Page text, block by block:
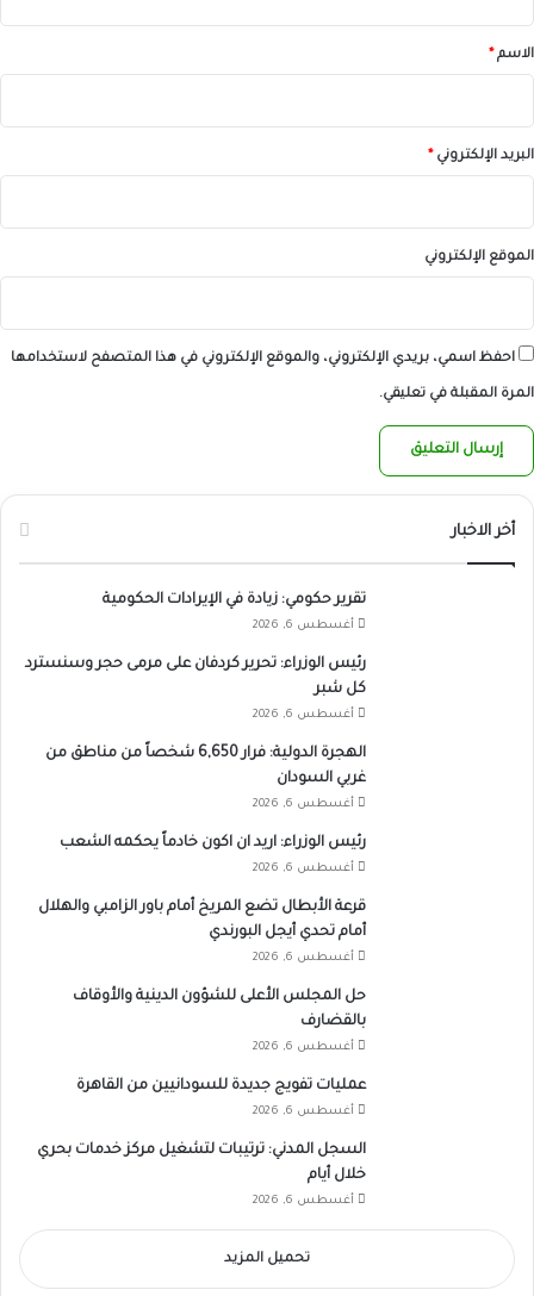
*الاسم *
البريد الإلكتروني *
الموقع الإلكتروني
احفظ اسمي، بريدي الإلكتروني، والموقع الإلكتروني في هذا المتصفح لاستخدامها
المرة المقبلة في تعليقي.
أخر الاخبار
تقرير حكومي: زيادة في الإيرادات الحكومية
أغسطس 6, 2026
رئيس الوزراء: تحرير كردفان على مرمى حجر وسنسترد
كل شبر
أغسطس 6, 2026
الهجرة الدولية: فرار 6,650 شخصاً من مناطق من
غربي السودان
أغسطس 6, 2026
رئيس الوزراء: اريد ان اكون خادماً يحكمه الشعب
أغسطس 6, 2026
قرعة الأبطال تضع المريخ أمام باور الزامبي والهلال
أمام تحدي أيجل البورندي
أغسطس 6, 2026
حل المجلس الأعلى للشؤون الدينية والأوقاف
بالقضارف
أغسطس 6, 2026
عمليات تفويج جديدة للسودانيين من القاهرة
أغسطس 6, 2026
السجل المدني: ترتيبات لتشغيل مركز خدمات بحري
خلال أيام
أغسطس 6, 2026
تحميل المزيد